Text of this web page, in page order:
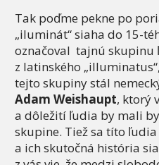
Tak poďme pekne po
„iluminát“ siaha do 15-
označoval tajnú skupinu
z latinského
tejto skupiny stál
Adam Weishaupt, ktorý
a dôležití ľudia by mali
skupine. Tiež sa títo
a ich skutočná história